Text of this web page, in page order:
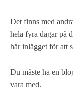
Det finns med
hela fyra dagar på
här inlägget för att
Du måste ha en
vara med.